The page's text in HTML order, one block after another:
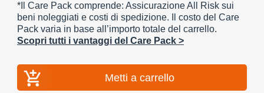
*Il Care Pack comprende: Assicurazione All Risk sui
beni noleggiati e costi di spedizione. Il costo del Care
Pack varia in base all’importo totale del carrello.
Scopri tutti i vantaggi del Care Pack >
Metti a carrello